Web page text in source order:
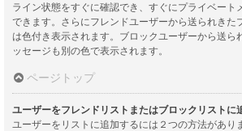
ライン状態をすぐに確認でき、すぐにプライベート
できます。さらにフレンドユーザーから送られきた
は色付き表示されます。ブロックユーザーから送ら
ッセージも別の色で表示されます。
ページトップ
ユーザーをフレンドリストまたはブロックリストに
ユーザーをリストに追加するには２つの方法があり